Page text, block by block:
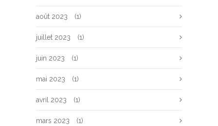
août 2023 (1)
juillet 2023 (1)
juin 2023 (1)
mai 2023 (1)
avril 2023 (1)
mars 2023 (1)